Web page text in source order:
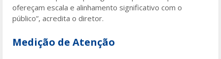
ofereçam escala e alinhamento significativo com o
público”, acredita o diretor.
Medição de Atenção